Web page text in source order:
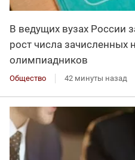
В ведущих вузах России
рост числа зачисленных
олимпиадников
Общество 42 минуты назад